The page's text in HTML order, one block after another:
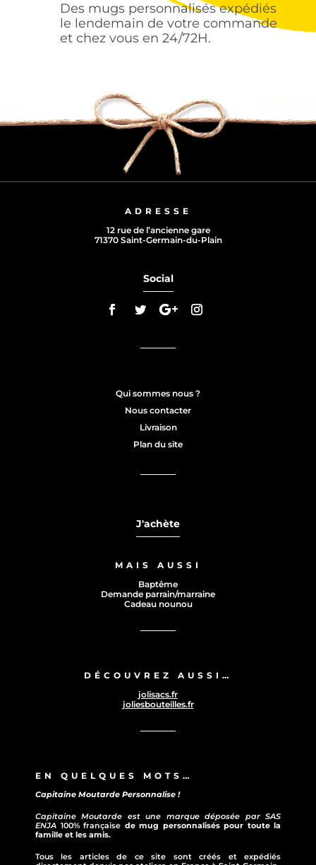
Des mugs personnalisés expédiés
le lendemain de votre commande
et chez vous en 24/72H.
ADRESSE
12 rue de l’ancienne gare
71370 Saint-Germain-du-Plain
Social
Qui sommes nous ?
Nous contacter
Livraison
Plan du site
J'achète
MAIS AUSSI
Baptême
Demande parrain/marraine
Cadeau nounou
DÉCOUVREZ AUSSI…
jolisacs.fr
joliesbouteilles.fr
EN QUELQUES MOTS…
Capitaine Moutarde Personnalise !
Capitaine Moutarde est une marque déposée par SAS
ENJA 100% française de mug personnalisés pour toute la
famille et les amis.
Tous les articles de ce site sont créés et expédiés